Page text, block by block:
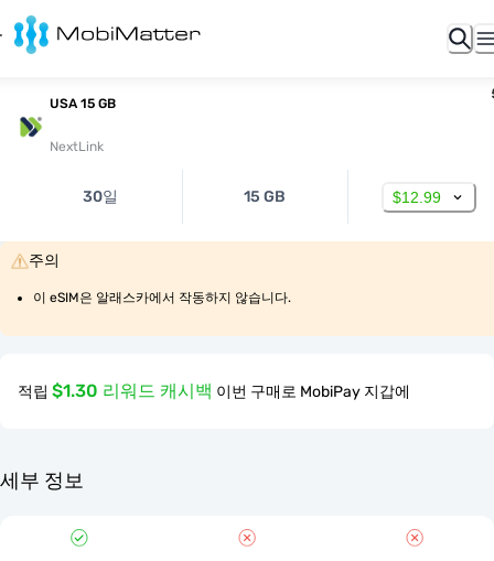
USA 15 GB
NextLink
30일 15 GB $12.99
주의
이 eSIM은 알래스카에서 작동하지 않습니다.
적립 $1.30 리워드 캐시백 이번 구매로 MobiPay 지갑에
세부 정보